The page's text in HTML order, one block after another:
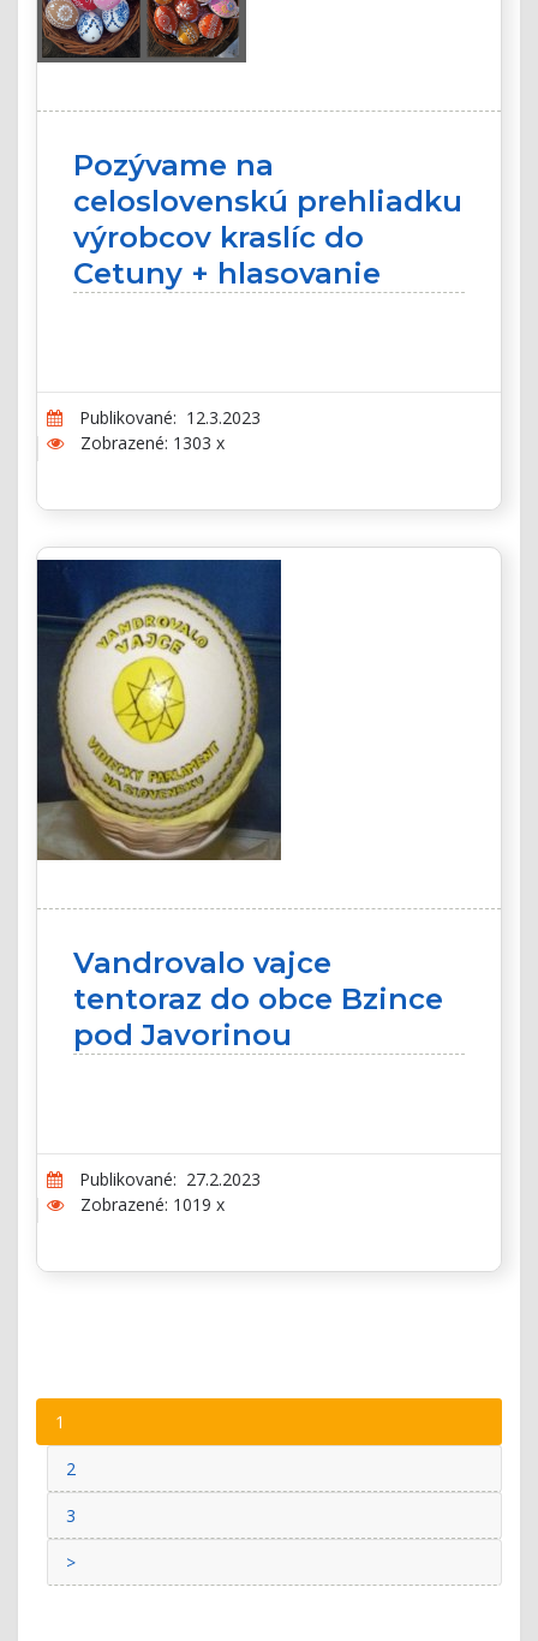
Pozývame na
celoslovenskú prehliadku
výrobcov kraslíc do
Cetuny + hlasovanie
Publikované: 12.3.2023
Zobrazené: 1303 x
Vandrovalo vajce
tentoraz do obce Bzince
pod Javorinou
Publikované: 27.2.2023
Zobrazené: 1019 x
1
2
3
>